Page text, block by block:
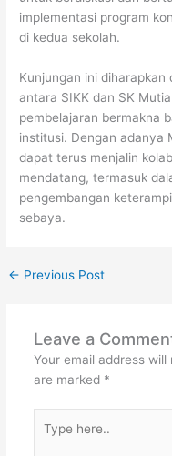
implementasi program
di kedua sekolah.
Kunjungan ini
antara SIKK dan SK
pembelajaran bermakna
institusi. Dengan adanya
dapat terus menjalin
mendatang, termasuk
pengembangan
sebaya.
← Previous Post
Leave a
Your email address will
are marked *
here..